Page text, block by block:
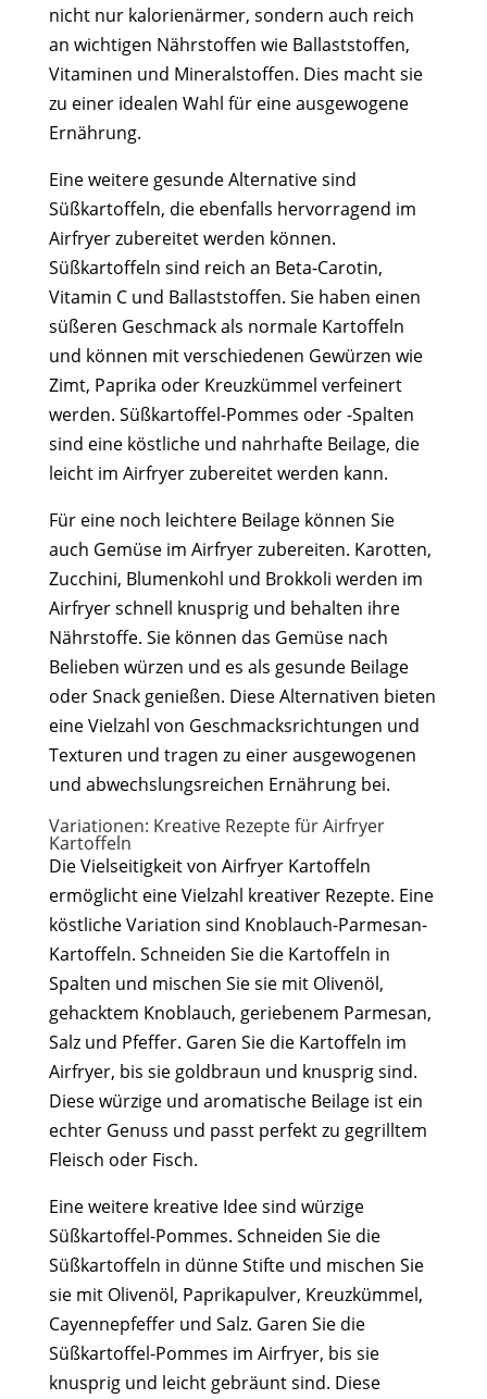
nicht nur kalorienärmer, sondern auch reich
an wichtigen Nährstoffen wie Ballaststoffen,
Vitaminen und Mineralstoffen. Dies macht sie
zu einer idealen Wahl für eine ausgewogene
Ernährung.
Eine weitere gesunde Alternative sind
Süßkartoffeln, die ebenfalls hervorragend im
Airfryer zubereitet werden können.
Süßkartoffeln sind reich an Beta-Carotin,
Vitamin C und Ballaststoffen. Sie haben einen
süßeren Geschmack als normale Kartoffeln
und können mit verschiedenen Gewürzen wie
Zimt, Paprika oder Kreuzkümmel verfeinert
werden. Süßkartoffel-Pommes oder -Spalten
sind eine köstliche und nahrhafte Beilage, die
leicht im Airfryer zubereitet werden kann.
Für eine noch leichtere Beilage können Sie
auch Gemüse im Airfryer zubereiten. Karotten,
Zucchini, Blumenkohl und Brokkoli werden im
Airfryer schnell knusprig und behalten ihre
Nährstoffe. Sie können das Gemüse nach
Belieben würzen und es als gesunde Beilage
oder Snack genießen. Diese Alternativen bieten
eine Vielzahl von Geschmacksrichtungen und
Texturen und tragen zu einer ausgewogenen
und abwechslungsreichen Ernährung bei.
Variationen: Kreative Rezepte für Airfryer
Kartoffeln
Die Vielseitigkeit von Airfryer Kartoffeln
ermöglicht eine Vielzahl kreativer Rezepte. Eine
köstliche Variation sind Knoblauch-Parmesan-
Kartoffeln. Schneiden Sie die Kartoffeln in
Spalten und mischen Sie sie mit Olivenöl,
gehacktem Knoblauch, geriebenem Parmesan,
Salz und Pfeffer. Garen Sie die Kartoffeln im
Airfryer, bis sie goldbraun und knusprig sind.
Diese würzige und aromatische Beilage ist ein
echter Genuss und passt perfekt zu gegrilltem
Fleisch oder Fisch.
Eine weitere kreative Idee sind würzige
Süßkartoffel-Pommes. Schneiden Sie die
Süßkartoffeln in dünne Stifte und mischen Sie
sie mit Olivenöl, Paprikapulver, Kreuzkümmel,
Cayennepfeffer und Salz. Garen Sie die
Süßkartoffel-Pommes im Airfryer, bis sie
knusprig und leicht gebräunt sind. Diese